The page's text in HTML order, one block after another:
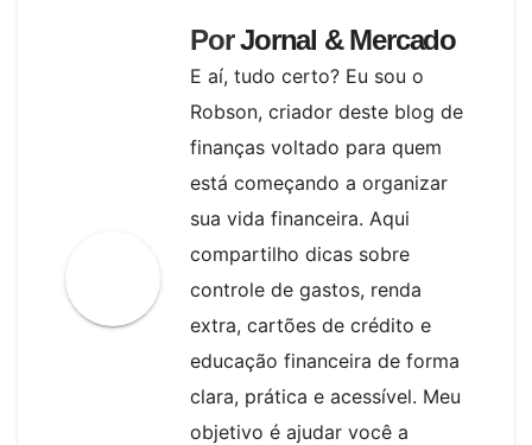
PorJornal & Mercado
E aí, tudo certo? Eu sou o
Robson, criador deste blog de
finanças voltado para quem
está começando a organizar
sua vida financeira. Aqui
compartilho dicas sobre
controle de gastos, renda
extra, cartões de crédito e
educação financeira de forma
clara, prática e acessível. Meu
objetivo é ajudar você a